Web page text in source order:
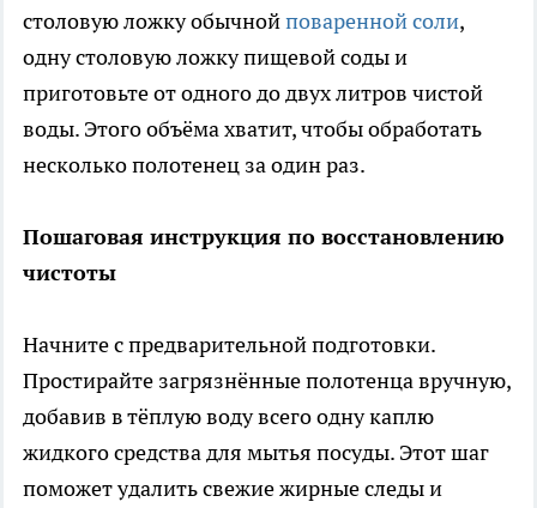
столовую ложку обычнойповаренной соли,
одну столовую ложку пищевой соды и
приготовьте от одного до двух литров чистой
воды. Этого объёма хватит, чтобы обработать
несколько полотенец за один раз.
Пошаговая инструкция по восстановлению
чистоты
Начните с предварительной подготовки.
Простирайте загрязнённые полотенца вручную,
добавив в тёплую воду всего одну каплю
жидкого средства для мытья посуды. Этот шаг
поможет удалить свежие жирные следы и